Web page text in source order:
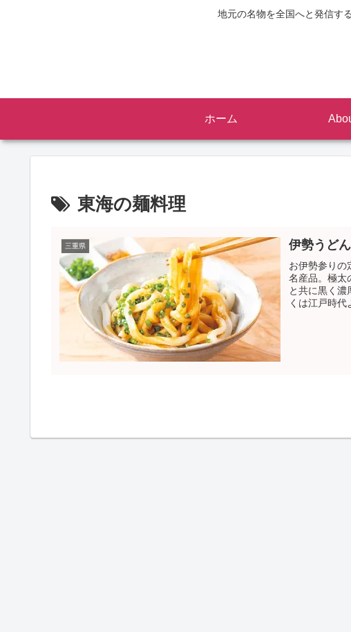
地元の名物を全国へと発信す
ホーム
東海の麺料理
三重県 伊勢うど
お伊勢参りの
名産品。極太
と共に黒く濃
くは江戸時代